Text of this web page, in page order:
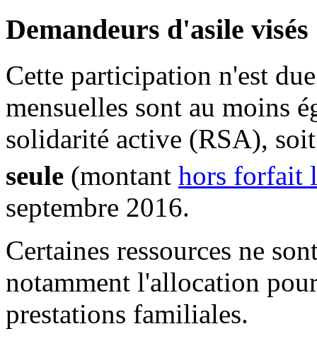
Demandeurs d'asile visés
Cette participation n'est
mensuelles sont au moins
solidarité active (RSA),
seule (montant hors forfait
septembre 2016.
Certaines ressources ne
notamment l'allocation
prestations familiales.